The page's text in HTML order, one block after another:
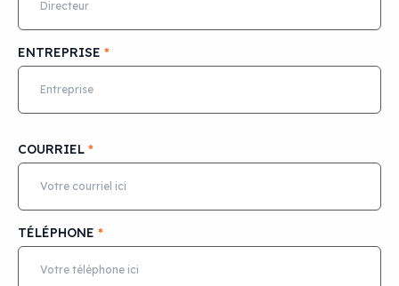
ENTREPRISE *
COURRIEL *
TÉLÉPHONE *